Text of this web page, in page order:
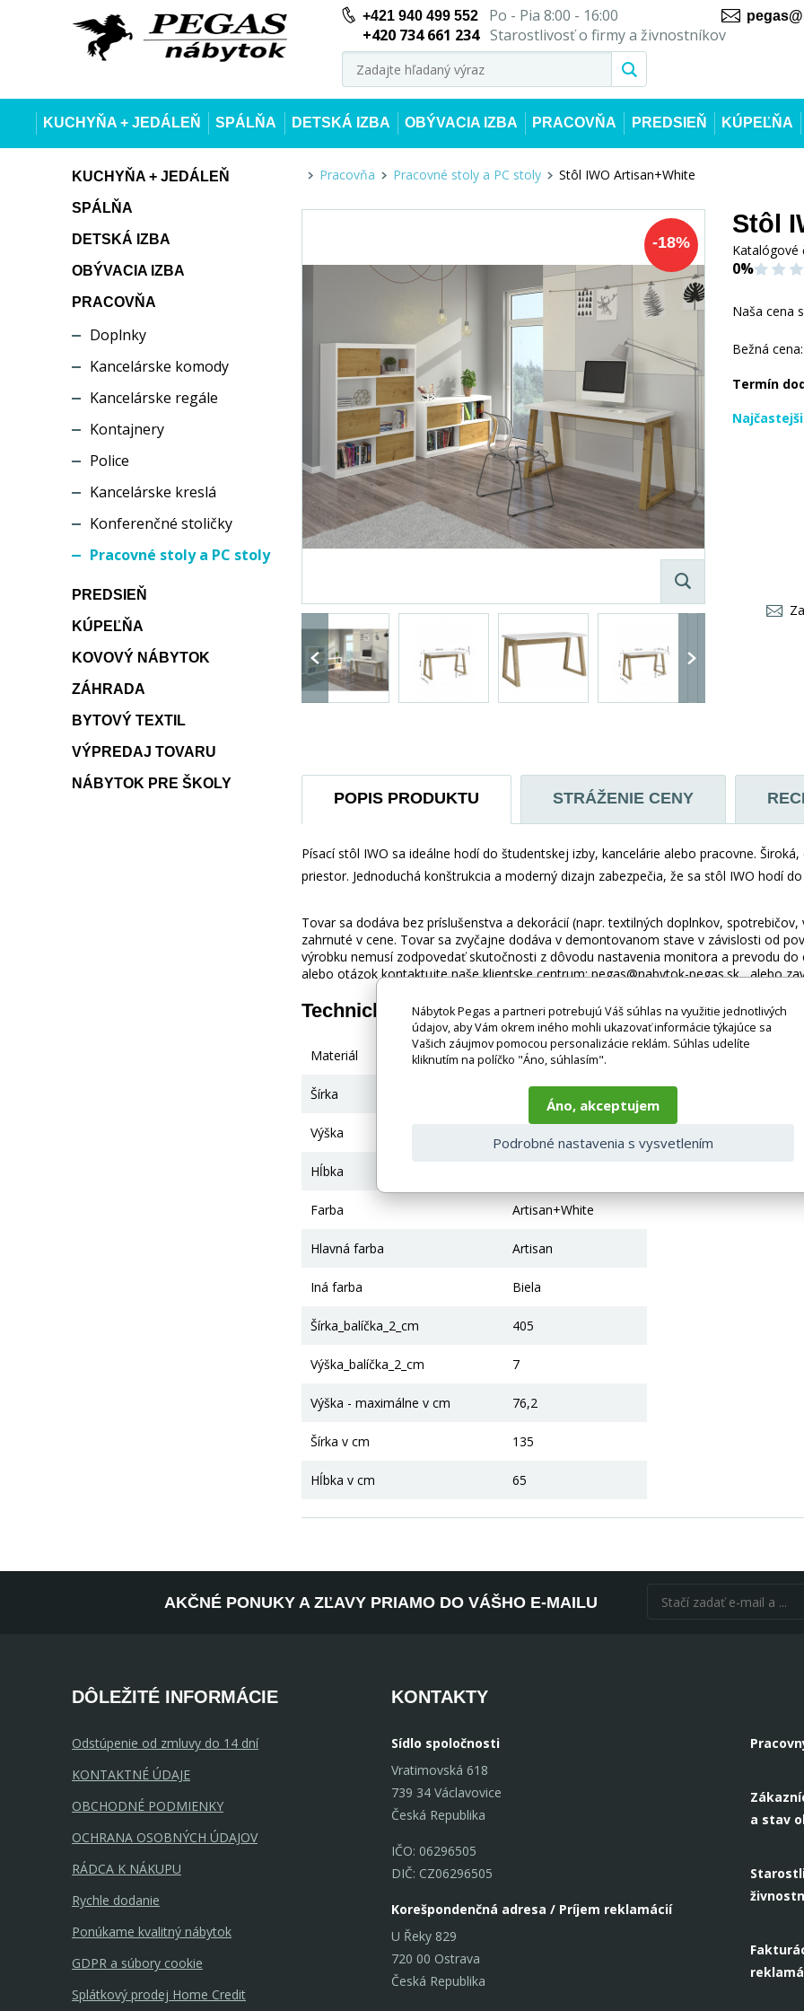
+421 940 499 552
Po - Pia 8:00 - 16:00
+420 734 661 234 Starostlivosť o firmy a živnostníkov
KUCHYŇA + JEDÁLEŇ SPÁLŇA DETSKÁ IZBA OBÝVACIA IZBA PRACOVŇA PREDSIEŇ KÚPEĽŇA
KUCHYŇA + JEDÁLEŇ
SPÁLŇA
DETSKÁ IZBA
OBÝVACIA IZBA
PRACOVŇA
Doplnky
Kancelárske komody
Kancelárske regále
Kontajnery
Police
Kancelárske kreslá
Konferenčné stoličky
Pracovné stoly a PC stoly
PREDSIEŇ
KÚPEĽŇA
KOVOVÝ NÁBYTOK
ZÁHRADA
BYTOVÝ TEXTIL
VÝPREDAJ TOVARU
NÁBYTOK PRE ŠKOLY
Pracovňa Pracovné stoly a PC stoly Stôl IWO Artisan+White
-18%
Stôl
Katalógové
0%
Naša cena
Bežná cena:
Termín
POPIS PRODUKTU STRÁŽENIE CENY
Písací stôl IWO sa ideálne hodí do študentskej izby, kancelárie alebo pracovne.
priestor. Jednoduchá konštrukcia a moderný dizajn zabezpečia, že sa stôl IWO hodí
Tovar sa dodáva bez príslušenstva a dekorácií (napr. textilných doplnkov,
zahrnuté v cene. Tovar sa zvyčajne dodáva v demontovanom stave v závislosti od
výrobku nemusí zodpovedať skutočnosti z dôvodu nastavenia monitora a prevodu
alebo otázok kontaktujte naše klientske centrum: pegas@nabytok-pegas.sk , alebo
Technické parametre
Materiál Lamino + Wood
Šírka 135
Výška
Hĺbka
Farba Artisan+White
Hlavná farba Artisan
Iná farba Biela
Šírka_balíčka_2_cm 405
Výška_balíčka_2_cm 7
Výška - maximálne v cm 76,2
Šírka v cm 135
Hĺbka v cm 65
AKČNÉ PONUKY A ZĽAVY PRIAMO DO VÁŠHO E-MAILU
DÔLEŽITÉ INFORMÁCIE
Odstúpenie od zmluvy do 14 dní
KONTAKTNÉ ÚDAJE
OBCHODNÉ PODMIENKY
OCHRANA OSOBNÝCH ÚDAJOV
RÁDCA K NÁKUPU
Rychle dodanie
Ponúkame kvalitný nábytok
GDPR a súbory cookie
Splátkový prodej Home Credit
KONTAKTY
Sídlo spoločnosti
Vratimovská 618
739 34 Václavovice
Česká Republika
IČO: 06296505
DIČ: CZ06296505
Korešpondenčná adresa / Príjem reklamácií
U Řeky 829
720 00 Ostrava
Česká Republika
a stav
Nábytok Pegas a partneri potrebujú Váš súhlas na využitie jednotlivých
údajov, aby Vám okrem iného mohli ukazovať informácie týkajúce sa
Vašich záujmov pomocou personalizácie reklám. Súhlas udelíte
kliknutím na políčko "Áno, súhlasím".
Áno, akceptujem
Podrobné nastavenia s vysvetlením